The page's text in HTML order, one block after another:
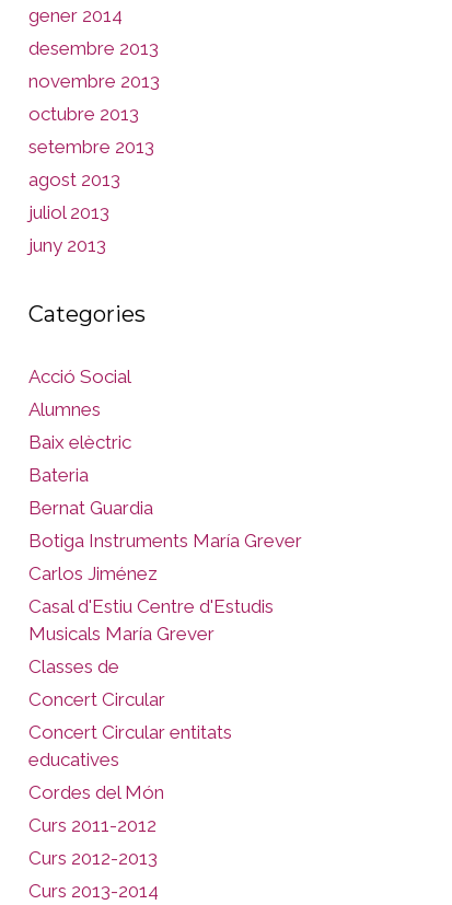
gener 2014
desembre 2013
novembre 2013
octubre 2013
setembre 2013
agost 2013
juliol 2013
juny 2013
Categories
Acció Social
Alumnes
Baix elèctric
Bateria
Bernat Guardia
Botiga Instruments María Grever
Carlos Jiménez
Casal d'Estiu Centre d'Estudis
Musicals María Grever
Classes de
Concert Circular
Concert Circular entitats
educatives
Cordes del Món
Curs 2011-2012
Curs 2012-2013
Curs 2013-2014